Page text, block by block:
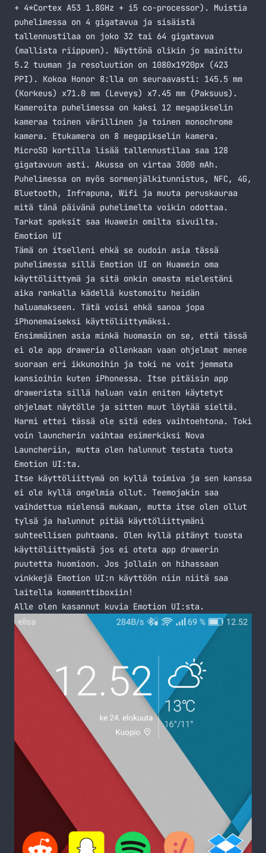
+ 4*Cortex A53 1.8GHz + i5 co-processor). Muistia
puhelimessa on 4 gigatavua ja sisäistä
tallennustilaa on joko 32 tai 64 gigatavua
(mallista riippuen). Näyttönä olikin jo mainittu
5.2 tuuman ja resoluution on 1080x1920px (423
PPI). Kokoa Honor 8:lla on seuraavasti: 145.5 mm
(Korkeus) x71.0 mm (Leveys) x7.45 mm (Paksuus).
Kameroita puhelimessa on kaksi 12 megapikselin
kameraa toinen värillinen ja toinen monochrome
kamera. Etukamera on 8 megapikselin kamera.
MicroSD kortilla lisää tallennustilaa saa 128
gigatavuun asti. Akussa on virtaa 3000 mAh.
Puhelimessa on myös sormenjälkitunnistus, NFC, 4G,
Bluetooth, Infrapuna, Wifi ja muuta peruskauraa
mitä tänä päivänä puhelimelta voikin odottaa.
Tarkat speksit saa Huawein omilta sivuilta.
Emotion UI
Tämä on itselleni ehkä se oudoin asia tässä
puhelimessa sillä Emotion UI on Huawein oma
käyttöliittymä ja sitä onkin omasta mielestäni
aika rankalla kädellä kustomoitu heidän
haluamakseen. Tätä voisi ehkä sanoa jopa
iPhonemaiseksi käyttöliittymäksi.
Ensimmäinen asia minkä huomasin on se, että tässä
ei ole app draweria ollenkaan vaan ohjelmat menee
suoraan eri ikkunoihin ja toki ne voit jemmata
kansioihin kuten iPhonessa. Itse pitäisin app
drawerista sillä haluan vain eniten käytetyt
ohjelmat näytölle ja sitten muut löytää sieltä.
Harmi ettei tässä ole sitä edes vaihtoehtona. Toki
voin launcherin vaihtaa esimerkiksi Nova
Launcheriin, mutta olen halunnut testata tuota
Emotion UI:ta.
Itse käyttöliittymä on kyllä toimiva ja sen kanssa
ei ole kyllä ongelmia ollut. Teemojakin saa
vaihdettua mielensä mukaan, mutta itse olen ollut
tylsä ja halunnut pitää käyttöliittymäni
suhteellisen puhtaana. Olen kyllä pitänyt tuosta
käyttöliittymästä jos ei oteta app drawerin
puutetta huomioon. Jos jollain on hihassaan
vinkkejä Emotion UI:n käyttöön niin niitä saa
laitella kommenttiboxiin!
Alle olen kasannut kuvia Emotion UI:sta.